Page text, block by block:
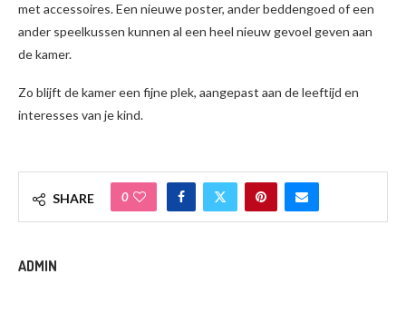
met accessoires. Een nieuwe poster, ander beddengoed of een
ander speelkussen kunnen al een heel nieuw gevoel geven aan
de kamer.
Zo blijft de kamer een fijne plek, aangepast aan de leeftijd en
interesses van je kind.
SHARE 0
ADMIN